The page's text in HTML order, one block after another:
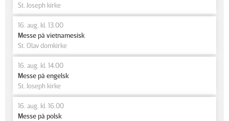
St. Joseph kirke
16. aug. kl. 13.00
Messe på vietnamesisk
St. Olav domkirke
16. aug. kl. 14.00
Messe på engelsk
St. Joseph kirke
16. aug. kl. 16.00
Messe på polsk